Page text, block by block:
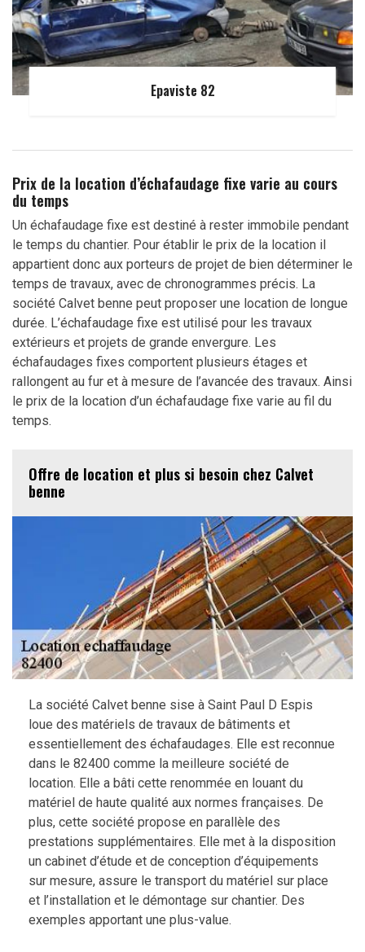
Epaviste 82
Prix de la location d’échafaudage fixe varie au cours
du temps
Un échafaudage fixe est destiné à rester immobile pendant
le temps du chantier. Pour établir le prix de la location il
appartient donc aux porteurs de projet de bien déterminer le
temps de travaux, avec de chronogrammes précis. La
société Calvet benne peut proposer une location de longue
durée. L’échafaudage fixe est utilisé pour les travaux
extérieurs et projets de grande envergure. Les
échafaudages fixes comportent plusieurs étages et
rallongent au fur et à mesure de l’avancée des travaux. Ainsi
le prix de la location d’un échafaudage fixe varie au fil du
temps.
Offre de location et plus si besoin chez Calvet
benne
La société Calvet benne sise à Saint Paul D Espis
loue des matériels de travaux de bâtiments et
essentiellement des échafaudages. Elle est reconnue
dans le 82400 comme la meilleure société de
location. Elle a bâti cette renommée en louant du
matériel de haute qualité aux normes françaises. De
plus, cette société propose en parallèle des
prestations supplémentaires. Elle met à la disposition
un cabinet d’étude et de conception d’équipements
sur mesure, assure le transport du matériel sur place
et l’installation et le démontage sur chantier. Des
exemples apportant une plus-value.